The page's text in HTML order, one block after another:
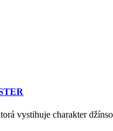
vystihuje charakter